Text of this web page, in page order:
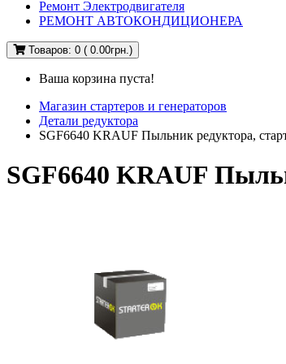
Ремонт Электродвигателя
РЕМОНТ АВТОКОНДИЦИОНЕРА
Товаров: 0 ( 0.00грн.)
Ваша корзина пуста!
Магазин стартеров и генераторов
Детали редуктора
SGF6640 KRAUF Пыльник редуктора,
SGF6640 KRAUF